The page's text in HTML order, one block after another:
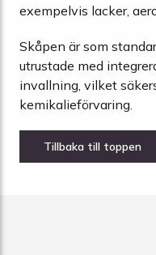
exempelvis lacker,
Skåpen är som
utrustade med
invallning, vilket
kemikalieförvaring.